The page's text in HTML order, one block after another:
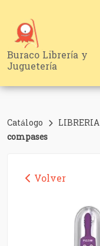
Buraco Librería y
Juguetería
Catálogo LIBRERIA
compases
Volver